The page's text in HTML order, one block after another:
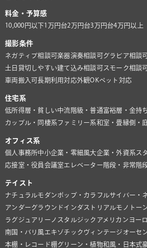
料金・予算感
10,000円以下1万円台2万円台3万円台4万円以上
撮影条件
ネガティブ相談可楽器演奏相談可グラビア相談
土日貸切しやすい建て込み相談可スモーク相談
車両搬入可長期利用対応外観OKペット対応
住宅系
低所得層・貧しい中流階級・普通富裕層・金持ち
カップル・同棲系ファミリー系和室・畳縁側・
オフィス系
個人事務所中小企業・零細風大企業・外資系ス
応接室・役員会議室 エレベーター階段・非常階
テイスト
ナチュラルモダンポップ・カラフルサイバー・
アンダーグラウンド インダストリアルモノトー
ラグジュアリー ノスタルジック アメリカン ヨー
南国・バリ風 エキゾチック ヴィンテージ オーセ
本棚・レコード棚グリーン・植物和風・日本式